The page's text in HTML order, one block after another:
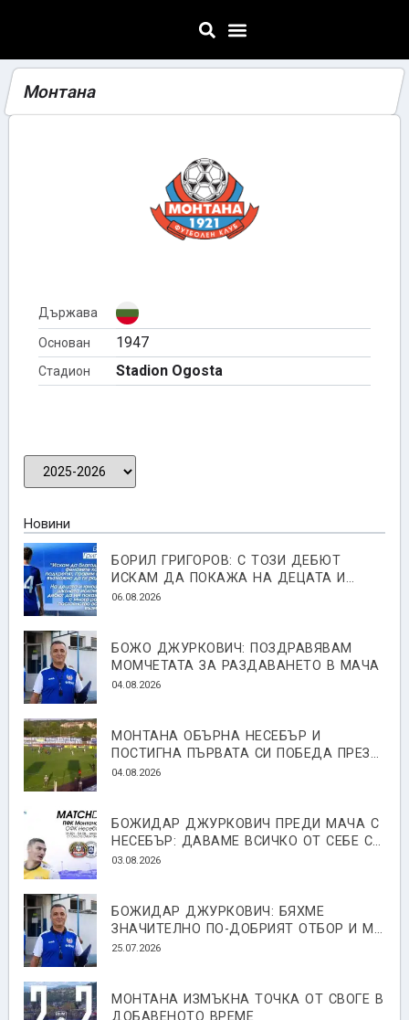
Монтана
Държава
Основан 1947
Стадион Stadion Ogosta
Новини
БОРИЛ ГРИГОРОВ: С ТОЗИ ДЕБЮТ
ИСКАМ ДА ПОКАЖА НА ДЕЦАТА И
ЮНОШИТЕ ОТ ШКОЛАТА, ЧЕ С МНОГО
06.08.2026
БОЖО ДЖУРКОВИЧ: ПОЗДРАВЯВАМ
МОМЧЕТАТА ЗА РАЗДАВАНЕТО В МАЧА
04.08.2026
МОНТАНА ОБЪРНА НЕСЕБЪР И
ПОСТИГНА ПЪРВАТА СИ ПОБЕДА ПРЕЗ
СЕЗОНА
04.08.2026
БОЖИДАР ДЖУРКОВИЧ ПРЕДИ МАЧА С
НЕСЕБЪР: ДАВАМЕ ВСИЧКО ОТ СЕБЕ СИ,
ЗА ДА СПЕЧЕЛИМ
03.08.2026
БОЖИДАР ДЖУРКОВИЧ: БЯХМЕ
ЗНАЧИТЕЛНО ПО-ДОБРИЯТ ОТБОР И МЕ
Е ЯД, ЧЕ НЕ СПЕЧЕЛИХМЕ
25.07.2026
МОНТАНА ИЗМЪКНА ТОЧКА ОТ СВОГЕ В
ДОБАВЕНОТО ВРЕМЕ